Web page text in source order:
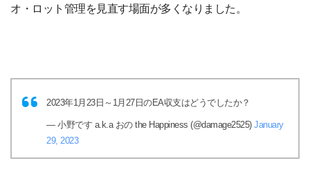
オ・ロット管理を見直す場面が多くなりました。
2023年1月23日～1月27日のEA収支はどうでしたか？
— 小野です a.k.a おの the Happiness (@damage2525) January
29, 2023